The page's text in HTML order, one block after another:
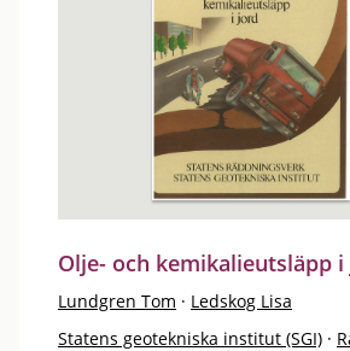
Olje- och kemikalieutsläpp
Lundgren Tom · Ledskog Lisa
Statens geotekniska institut (SGI) ·